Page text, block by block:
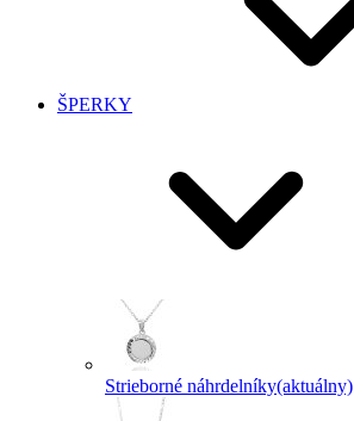
ŠPERKY
Strieborné náhrdelníky(aktuálny)